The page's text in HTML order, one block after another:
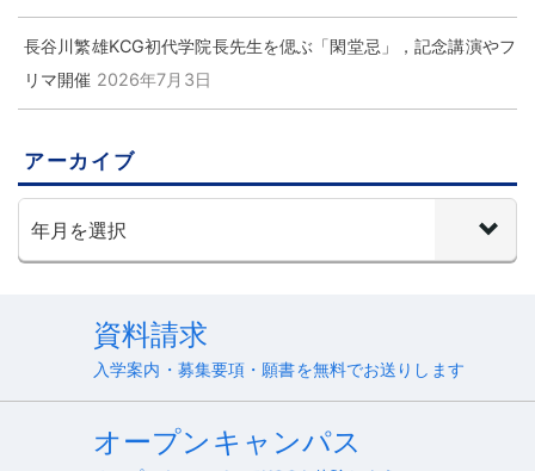
長谷川繁雄KCG初代学院長先生を偲ぶ「閑堂忌」，記念講演やフ
リマ開催 2026年7月3日
アーカイブ
資料請求
入学案内・募集要項・願書を無料でお送りします
オープンキャンパス